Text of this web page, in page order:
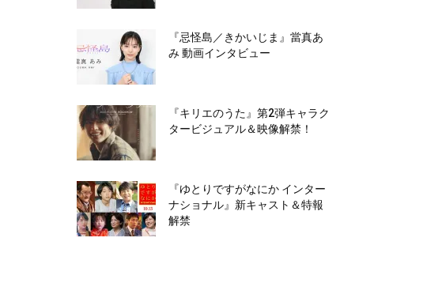
『忌怪島／きかいじま』當真あ
み 動画インタビュー
『キリエのうた』第2弾キャラク
タービジュアル＆映像解禁！
『ゆとりですがなにか インター
ナショナル』新キャスト＆特報
解禁